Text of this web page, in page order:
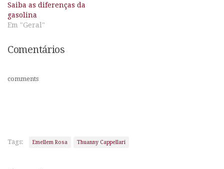
Saiba as diferenças da
gasolina
Em "Geral"
Comentários
comments
Tags: Emellem Rosa Thuanny Cappellari